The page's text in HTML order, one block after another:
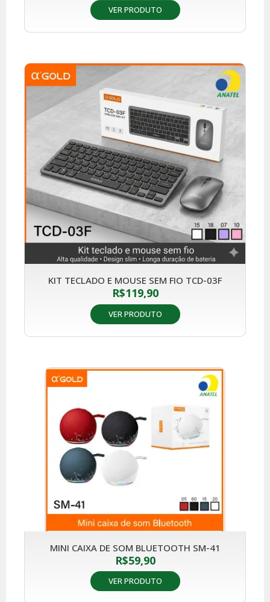
VER PRODUTO
KIT TECLADO E MOUSE SEM FIO TCD-03F
R$119,90
VER PRODUTO
MINI CAIXA DE SOM BLUETOOTH SM-41
R$59,90
VER PRODUTO